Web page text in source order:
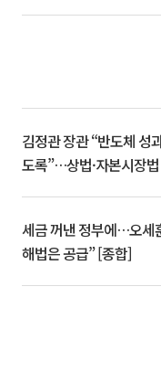
김정관 장관 “반도체 성
도록”…상법·자본시장
세금 꺼낸 정부에…오세
해법은 공급” [종합]